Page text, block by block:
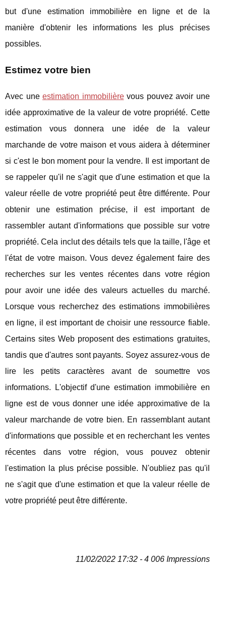
but d'une estimation immobilière en ligne et de la
manière d'obtenir les informations les plus précises
possibles.
Estimez votre bien
Avec uneestimation immobilièrevous pouvez avoir une
idée approximative de la valeur de votre propriété. Cette
estimation vous donnera une idée de la valeur
marchande de votre maison et vous aidera à déterminer
si c'est le bon moment pour la vendre. Il est important de
se rappeler qu'il ne s'agit que d'une estimation et que la
valeur réelle de votre propriété peut être différente. Pour
obtenir une estimation précise, il est important de
rassembler autant d'informations que possible sur votre
propriété. Cela inclut des détails tels que la taille, l'âge et
l'état de votre maison. Vous devez également faire des
recherches sur les ventes récentes dans votre région
pour avoir une idée des valeurs actuelles du marché.
Lorsque vous recherchez des estimations immobilières
en ligne, il est important de choisir une ressource fiable.
Certains sites Web proposent des estimations gratuites,
tandis que d'autres sont payants. Soyez assurez-vous de
lire les petits caractères avant de soumettre vos
informations. L'objectif d'une estimation immobilière en
ligne est de vous donner une idée approximative de la
valeur marchande de votre bien. En rassemblant autant
d'informations que possible et en recherchant les ventes
récentes dans votre région, vous pouvez obtenir
l'estimation la plus précise possible. N'oubliez pas qu'il
ne s'agit que d'une estimation et que la valeur réelle de
votre propriété peut être différente.
11/02/2022 17:32 - 4 006 Impressions